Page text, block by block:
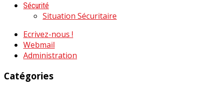
Sécurité
Situation Sécuritaire
Ecrivez-nous !
Webmail
Administration
Catégories